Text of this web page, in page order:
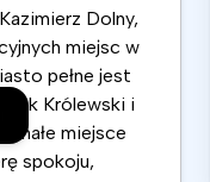
Dolny,
miejsc w
pełne jest
Królewski i
miejsce
spokoju,